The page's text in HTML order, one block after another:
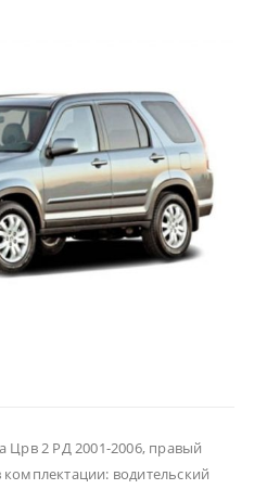
Црв 2 РД 2001-2006, правый
водительский